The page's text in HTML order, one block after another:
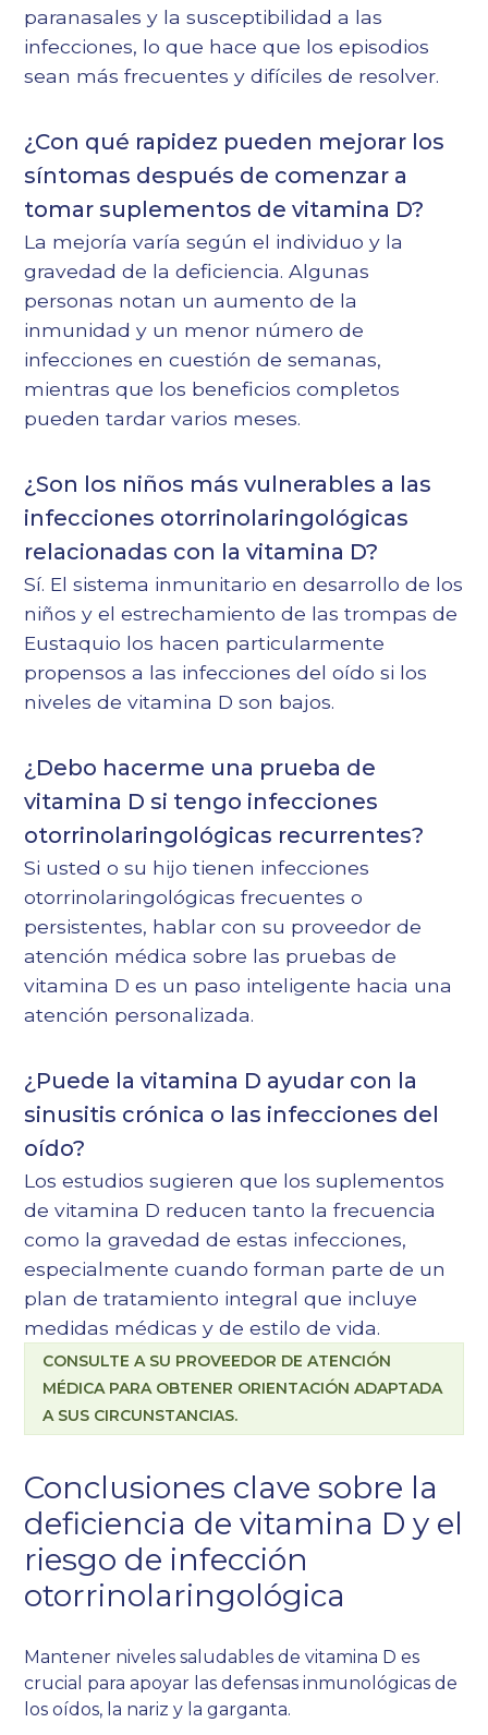
paranasales y la susceptibilidad a las
infecciones, lo que hace que los episodios
sean más frecuentes y difíciles de resolver.
¿Con qué rapidez pueden mejorar los
síntomas después de comenzar a
tomar suplementos de vitamina D?
La mejoría varía según el individuo y la
gravedad de la deficiencia. Algunas
personas notan un aumento de la
inmunidad y un menor número de
infecciones en cuestión de semanas,
mientras que los beneficios completos
pueden tardar varios meses.
¿Son los niños más vulnerables a las
infecciones otorrinolaringológicas
relacionadas con la vitamina D?
Sí. El sistema inmunitario en desarrollo de los
niños y el estrechamiento de las trompas de
Eustaquio los hacen particularmente
propensos a las infecciones del oído si los
niveles de vitamina D son bajos.
¿Debo hacerme una prueba de
vitamina D si tengo infecciones
otorrinolaringológicas recurrentes?
Si usted o su hijo tienen infecciones
otorrinolaringológicas frecuentes o
persistentes, hablar con su proveedor de
atención médica sobre las pruebas de
vitamina D es un paso inteligente hacia una
atención personalizada.
¿Puede la vitamina D ayudar con la
sinusitis crónica o las infecciones del
oído?
Los estudios sugieren que los suplementos
de vitamina D reducen tanto la frecuencia
como la gravedad de estas infecciones,
especialmente cuando forman parte de un
plan de tratamiento integral que incluye
medidas médicas y de estilo de vida.
CONSULTE A SU PROVEEDOR DE ATENCIÓN
MÉDICA PARA OBTENER ORIENTACIÓN ADAPTADA
A SUS CIRCUNSTANCIAS.
Conclusiones clave sobre la
deficiencia de vitamina D y el
riesgo de infección
otorrinolaringológica
Mantener niveles saludables de vitamina D es
crucial para apoyar las defensas inmunológicas de
los oídos, la nariz y la garganta.